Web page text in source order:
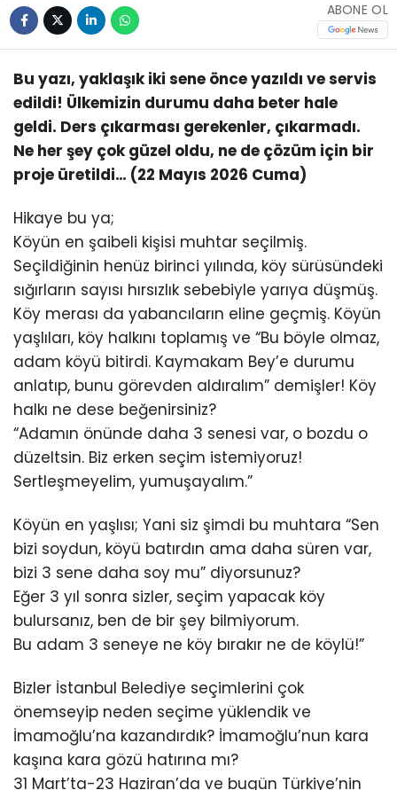
ABONE OL
Bu yazı, yaklaşık iki sene önce yazıldı ve servis
edildi! Ülkemizin durumu daha beter hale
geldi. Ders çıkarması gerekenler, çıkarmadı.
Ne her şey çok güzel oldu, ne de çözüm için bir
proje üretildi… (22 Mayıs 2026 Cuma)
Hikaye bu ya;
Köyün en şaibeli kişisi muhtar seçilmiş.
Seçildiğinin henüz birinci yılında, köy sürüsündeki
sığırların sayısı hırsızlık sebebiyle yarıya düşmüş.
Köy merası da yabancıların eline geçmiş. Köyün
yaşlıları, köy halkını toplamış ve “Bu böyle olmaz,
adam köyü bitirdi. Kaymakam Bey’e durumu
anlatıp, bunu görevden aldıralım” demişler! Köy
halkı ne dese beğenirsiniz?
“Adamın önünde daha 3 senesi var, o bozdu o
düzeltsin. Biz erken seçim istemiyoruz!
Sertleşmeyelim, yumuşayalım.”
Köyün en yaşlısı; Yani siz şimdi bu muhtara “Sen
bizi soydun, köyü batırdın ama daha süren var,
bizi 3 sene daha soy mu” diyorsunuz?
Eğer 3 yıl sonra sizler, seçim yapacak köy
bulursanız, ben de bir şey bilmiyorum.
Bu adam 3 seneye ne köy bırakır ne de köylü!”
Bizler İstanbul Belediye seçimlerini çok
önemseyip neden seçime yüklendik ve
İmamoğlu’na kazandırdık? İmamoğlu’nun kara
kaşına kara gözü hatırına mı?
31 Mart’ta-23 Haziran’da ve bugün Türkiye’nin